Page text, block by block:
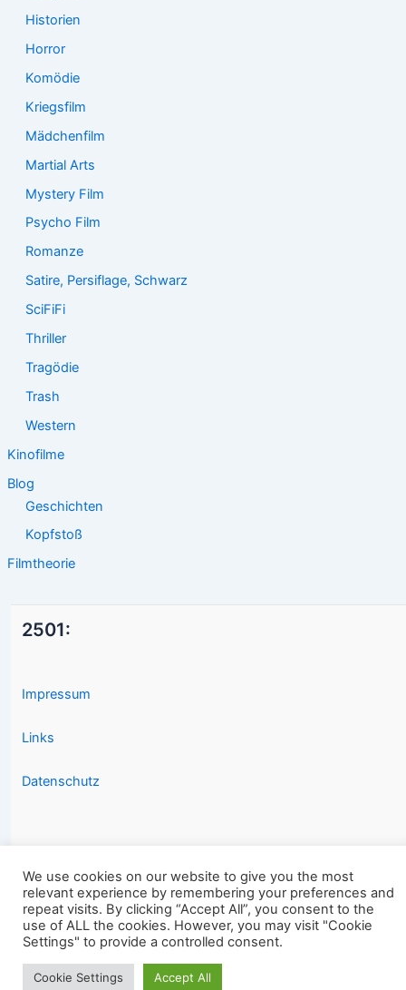
Historien
Horror
Komödie
Kriegsfilm
Mädchenfilm
Martial Arts
Mystery Film
Psycho Film
Romanze
Satire, Persiflage, Schwarz
SciFiFi
Thriller
Tragödie
Trash
Western
Kinofilme
Blog
Geschichten
Kopfstoß
Filmtheorie
2501:
Impressum
Links
Datenschutz
Copyright © 2026 2501.eu Gute Filme |
We use cookies on our website to give you the most
relevant experience by remembering your preferences and
repeat visits. By clicking “Accept All”, you consent to the
use of ALL the cookies. However, you may visit "Cookie
Settings" to provide a controlled consent.
Cookie Settings Accept All